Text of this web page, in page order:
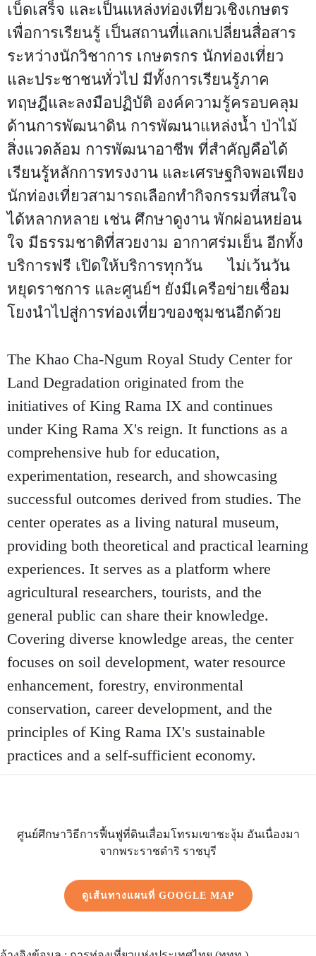
เบ็ดเสร็จ และเป็นแหล่งท่องเที่ยวเชิงเกษตร
เพื่อการเรียนรู้ เป็นสถานที่แลกเปลี่ยนสื่อสาร
ระหว่างนักวิชาการ เกษตรกร นักท่องเที่ยว
และประชาชนทั่วไป มีทั้งการเรียนรู้ภาค
ทฤษฎีและลงมือปฏิบัติ องค์ความรู้ครอบคลุม
ด้านการพัฒนาดิน การพัฒนาแหล่งน้ำ ป่าไม้
สิ่งแวดล้อม การพัฒนาอาชีพ ที่สำคัญคือได้
เรียนรู้หลักการทรงงาน และเศรษฐกิจพอเพียง
นักท่องเที่ยวสามารถเลือกทำกิจกรรมที่สนใจ
ได้หลากหลาย เช่น ศึกษาดูงาน พักผ่อนหย่อน
ใจ มีธรรมชาติที่สวยงาม อากาศร่มเย็น อีกทั้ง
บริการฟรี เปิดให้บริการทุกวัน ไม่เว้นวัน
หยุดราชการ และศูนย์ฯ ยังมีเครือข่ายเชื่อม
โยงนำไปสู่การท่องเที่ยวของชุมชนอีกด้วย
The Khao Cha-Ngum Royal Study Center for
Land Degradation originated from the
initiatives of King Rama IX and continues
under King Rama X's reign. It functions as a
comprehensive hub for education,
experimentation, research, and showcasing
successful outcomes derived from studies. The
center operates as a living natural museum,
providing both theoretical and practical learning
experiences. It serves as a platform where
agricultural researchers, tourists, and the
general public can share their knowledge.
Covering diverse knowledge areas, the center
focuses on soil development, water resource
enhancement, forestry, environmental
conservation, career development, and the
principles of King Rama IX's sustainable
practices and a self-sufficient economy.
ศูนย์ศึกษาวิธีการฟื้นฟูที่ดินเสื่อมโทรมเขาชะงุ้ม อันเนื่องมา
จากพระราชดำริ ราชบุรี
ดูเส้นทางแผนที่ GOOGLE MAP